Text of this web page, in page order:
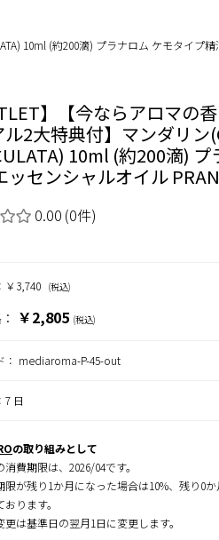
10ml (約200滴) プラナロム ケモタイプ
】【今ならアロマの
ル2大特典付】マンダリン
10ml (約200滴)
ッセンシャルオイル
0.00 (0件)
￥3,740 (税込)
￥2,805 (税込)
mediaroma-P-45-out
7 日
の取り組みとして
消費期限は、2026/04です。
限が残り1か月になった場合は10%、残り0
ります。
更は基準日の翌月1日に変更します。